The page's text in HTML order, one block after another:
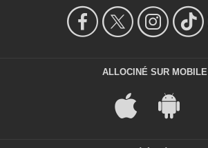
ALLOCINÉ SUR MOBILE